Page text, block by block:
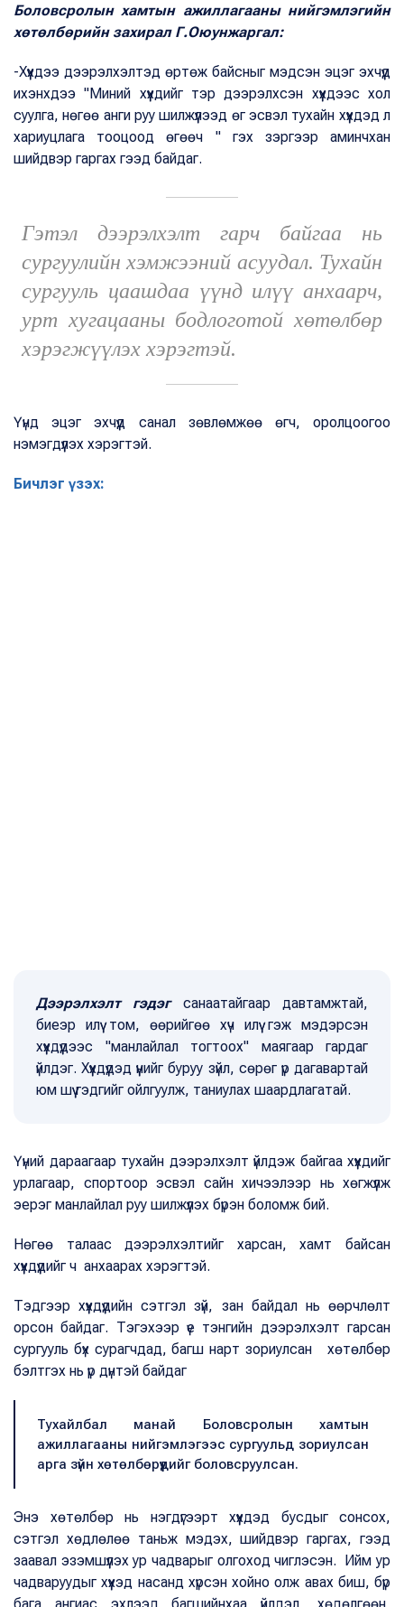
Боловсролын хамтын ажиллагааны нийгэмлэгийн
хөтөлбөрийн захирал Г.Оюунжаргал:
-Хүүхдээ дээрэлхэлтэд өртөж байсныг мэдсэн эцэг эхчүүд
ихэнхдээ "Миний хүүхдийг тэр дээрэлхсэн хүүхдээс хол
суулга, нөгөө анги руу шилжүүлээд өг эсвэл тухайн хүүхдэд л
хариуцлага тооцоод өгөөч " гэх зэргээр аминчхан
шийдвэр гаргах гээд байдаг.
Гэтэл дээрэлхэлт гарч байгаа нь
сургуулийн хэмжээний асуудал. Тухайн
сургууль цаашдаа үүнд илүү анхаарч,
урт хугацааны бодлоготой хөтөлбөр
хэрэгжүүлэх хэрэгтэй.
Үүнд эцэг эхчүүд санал зөвлөмжөө өгч, оролцоогоо
нэмэгдүүлэх хэрэгтэй.
Бичлэг үзэх:
Дээрэлхэлт гэдэгсанаатайгаар давтамжтай,
биеэр илүү том, өөрийгөө хүч илүү гэж мэдэрсэн
хүүхдүүдээс "манлайлал тогтоох" маягаар гардаг
үйлдэг. Хүүхдүүдэд үүнийг буруу зүйл, сөрөг үр дагавартай
юм шүү гэдгийг ойлгуулж, таниулах шаардлагатай.
Үүний дараагаар тухайн дээрэлхэлт үйлдэж байгаа хүүхдийг
урлагаар, спортоор эсвэл сайн хичээлээр нь хөгжүүлж
эерэг манлайлал руу шилжүүлэх бүрэн боломж бий.
Нөгөө талаас дээрэлхэлтийг харсан, хамт байсан
хүүхдүүдийг ч анхаарах хэрэгтэй.
Тэдгээр хүүхдүүдийн сэтгэл зүй, зан байдал нь өөрчлөлт
орсон байдаг. Тэгэхээр үе тэнгийн дээрэлхэлт гарсан
сургууль бүх сурагчдад, багш нарт зориулсан хөтөлбөр
бэлтгэх нь үр дүнтэй байдаг
Тухайлбал манай Боловсролын хамтын
ажиллагааны нийгэмлэгээс сургуульд зориулсан
арга зүйн хөтөлбөрүүдийг боловсруулсан.
Энэ хөтөлбөр нь нэгдүгээрт хүүхдэд бусдыг сонсох,
сэтгэл хөдлөлөө таньж мэдэх, шийдвэр гаргах, гээд
заавал эзэмшүүлэх ур чадварыг олгоход чиглэсэн. Ийм ур
чадваруудыг хүүхэд насанд хүрсэн хойно олж авах биш, бүр